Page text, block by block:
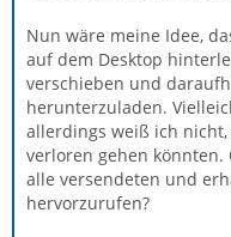
Nun wäre meine Idee,
auf dem Desktop
verschieben und
herunterzuladen.
allerdings weiß ich
verloren gehen
alle versendeten und
hervorzurufen?